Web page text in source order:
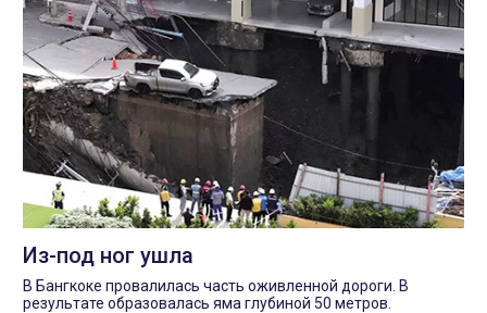
Из-под ног ушла
В Бангкоке провалилась часть оживленной дороги. В
результате образовалась яма глубиной 50 метров.